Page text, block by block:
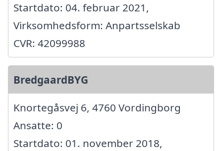
Startdato: 04. februar 2021,
Virksomhedsform: Anpartsselskab
CVR: 42099988
BredgaardBYG
Knortegåsvej 6, 4760 Vordingborg
Ansatte: 0
Startdato: 01. november 2018,